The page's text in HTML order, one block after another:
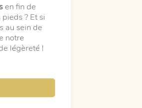
en fin de
? Et si
au sein de
notre
légèreté !